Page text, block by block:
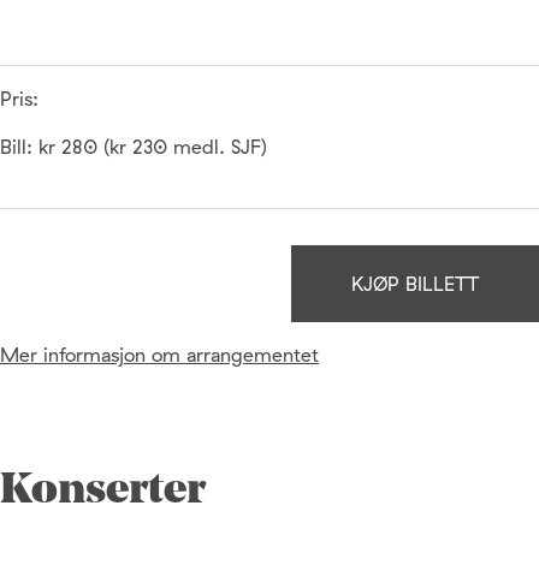
Pris:
Bill: kr 280 (kr 230 medl. SJF)
KJØP BILLETT
Mer informasjon om arrangementet
Konserter